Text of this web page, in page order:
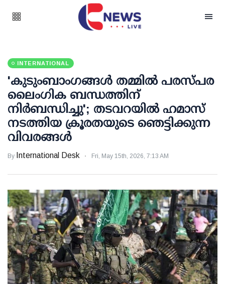
INTERNATIONAL
'കുടുംബാംഗങ്ങള്‍ തമ്മില്‍ പരസ്പര
ലൈംഗിക ബന്ധത്തിന്
നിര്‍ബന്ധിച്ചു'; തടവറയില്‍ ഹമാസ്
നടത്തിയ ക്രൂരതയുടെ ഞെട്ടിക്കുന്ന
വിവരങ്ങള്‍
By International Desk Fri, May 15th, 2026, 7:13 AM